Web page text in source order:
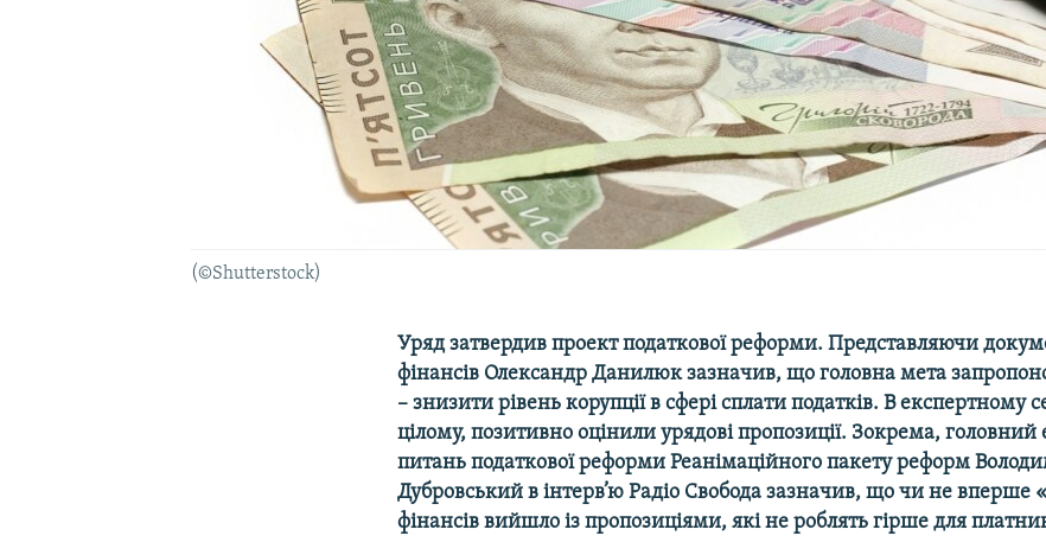
(©Shutterstock)
Уряд затвердив проект податкової реформи. Представляючи
фінансів Олександр Данилюк зазначив, що головна мета
– знизити рівень корупції в сфері сплати податків. В експертному
цілому, позитивно оцінили урядові пропозиції. Зокрема, головний
питань податкової реформи Реанімаційного пакету реформ
Дубровський в інтерв’ю Радіо Свобода зазначив, що чи не вперше
фінансів вийшло із пропозиціями, які не роблять гірше для